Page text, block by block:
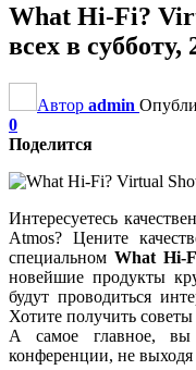
What Hi-Fi?
всех в субботу,
Автор admin
0
Поделится
Интересуетесь
Atmos? Цените
специальном What Hi-
новейшие продукты
будут проводиться
Хотите получить
А самое главное, вы
конференции, не выходя